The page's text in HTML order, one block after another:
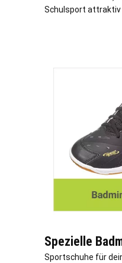
Schulsport attraktiv
Spezielle
Sportschuhe für